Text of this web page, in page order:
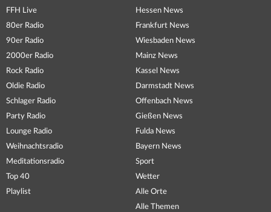
FFH Live
80er Radio
90er Radio
2000er Radio
Rock Radio
Oldie Radio
Schlager Radio
Party Radio
Lounge Radio
Weihnachtsradio
Meditationsradio
Top 40
Playlist
Hessen News
Frankfurt News
Wiesbaden News
Mainz News
Kassel News
Darmstadt News
Offenbach News
Gießen News
Fulda News
Bayern News
Sport
Wetter
Alle Orte
Alle Themen